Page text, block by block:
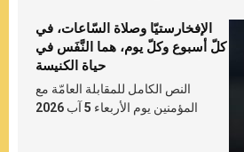
الإفخارستيّا وصلاة السّاعات، في
كلّ أسبوع وكلّ يوم، هما النَّفَس في
حياة الكنيسة
النص الكامل للمقابلة العامّة مع
المؤمنين يوم الأربعاء 5 آب 2026